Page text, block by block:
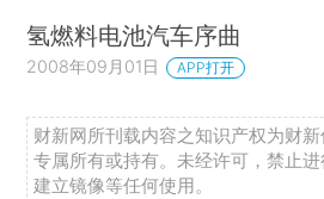
氢燃料电池汽车序曲
2008年09月01日 APP打开
财新网所刊载内容之知识产权为财
专属所有或持有。未经许可，禁止
建立镜像等任何使用。